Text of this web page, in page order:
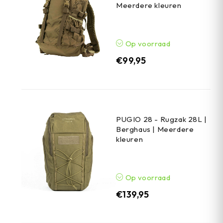
Meerdere kleuren
Op voorraad
€99,95
PUGIO 28 - Rugzak 28L |
Berghaus | Meerdere
kleuren
Op voorraad
€139,95